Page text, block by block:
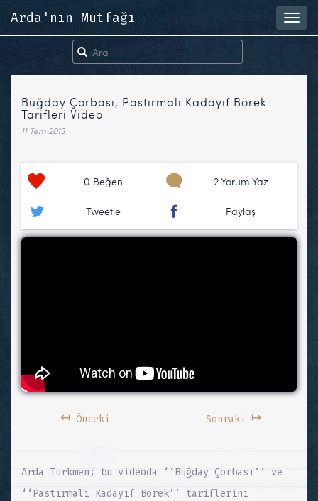
Arda'nın Mutfağı
Buğday Çorbası, Pastırmalı Kadayıf Börek
Tarifleri Video
11 Tem 2013
0 Beğen 2 Yorum Yaz
Tweetle Paylaş
↤Önceki Sonraki ↦
Arda Türkmen; bu videoda ‘‘Buğday Çorbası’’ ve
‘‘Pastırmalı Kadayıf Börek’’ tariflerini